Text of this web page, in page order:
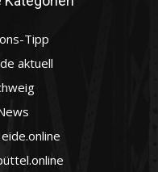
Tipp
aktuell